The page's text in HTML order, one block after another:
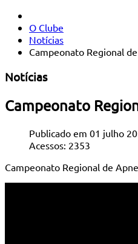
O Clube
Notícias
Campeonato Regional
Notícias
Campeonato
Publicado em 01 julho
Acessos: 2353
Campeonato Regional de